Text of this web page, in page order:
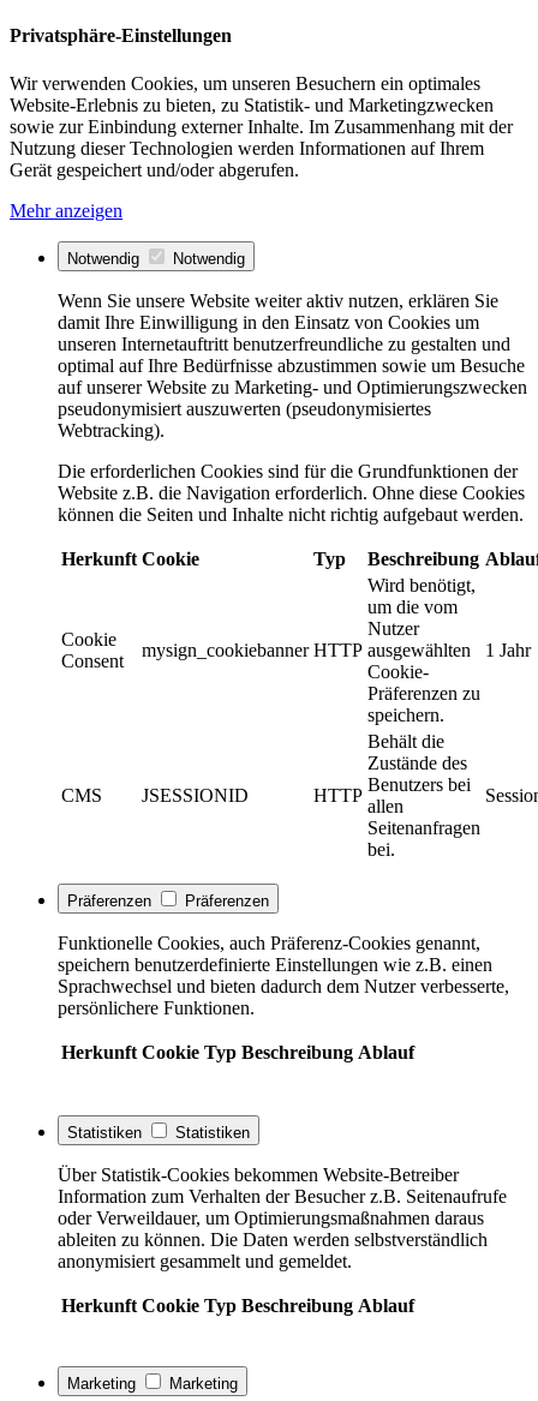
Privatsphäre-Einstellungen
Wir verwenden Cookies, um unseren Besuchern ein optimales
Website-Erlebnis zu bieten, zu Statistik- und Marketingzwecken
sowie zur Einbindung externer Inhalte. Im Zusammenhang mit der
Nutzung dieser Technologien werden Informationen auf Ihrem
Gerät gespeichert und/oder abgerufen.
Mehr anzeigen
Notwendig Notwendig
Wenn Sie unsere Website weiter aktiv nutzen, erklären Sie
damit Ihre Einwilligung in den Einsatz von Cookies um
unseren Internetauftritt benutzerfreundliche zu gestalten und
optimal auf Ihre Bedürfnisse abzustimmen sowie um Besuche
auf unserer Website zu Marketing- und Optimierungszwecken
pseudonymisiert auszuwerten (pseudonymisiertes
Webtracking).
Die erforderlichen Cookies sind für die Grundfunktionen der
Website z.B. die Navigation erforderlich. Ohne diese Cookies
können die Seiten und Inhalte nicht richtig aufgebaut werden.
Herkunft Cookie Typ Beschreibung
Cookie
Consent
mysign_cookiebanner HTTP
Wird benötigt,
um die vom
Nutzer
ausgewählten
Cookie-
Präferenzen zu
speichern.
1 Jahr
CMS JSESSIONID HTTP
Behält die
Zustände des
Benutzers bei
allen
Seitenanfragen
bei.
Präferenzen Präferenzen
Funktionelle Cookies, auch Präferenz-Cookies genannt,
speichern benutzerdefinierte Einstellungen wie z.B. einen
Sprachwechsel und bieten dadurch dem Nutzer verbesserte,
persönlichere Funktionen.
Herkunft Cookie Typ Beschreibung Ablauf
Statistiken Statistiken
Über Statistik-Cookies bekommen Website-Betreiber
Information zum Verhalten der Besucher z.B. Seitenaufrufe
oder Verweildauer, um Optimierungsmaßnahmen daraus
ableiten zu können. Die Daten werden selbstverständlich
anonymisiert gesammelt und gemeldet.
Herkunft Cookie Typ Beschreibung Ablauf
Marketing Marketing